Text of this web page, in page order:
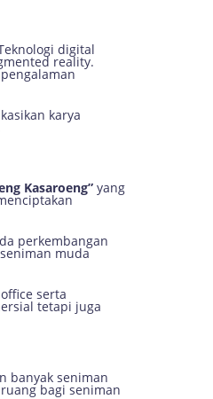
digital
reality.
karya
Kasaroeng” yang
perkembangan
muda
serta
tetapi juga
banyak seniman
bagi seniman